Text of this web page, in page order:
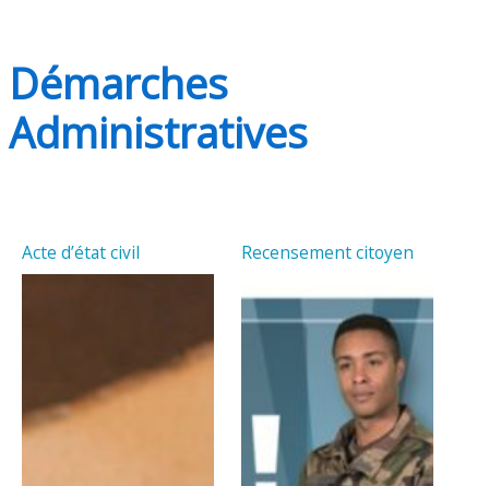
Démarches
Administratives
Acte d’état civil Recensement citoyen